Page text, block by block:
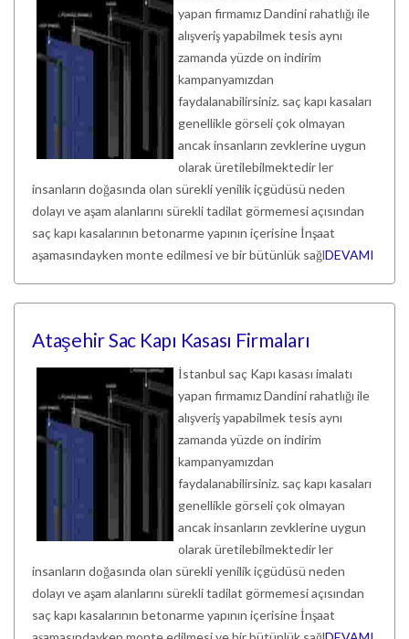
yapan firmamız Dandini rahatlığı ile
alışveriş yapabilmek tesis aynı
zamanda yüzde on indirim
kampanyamızdan
faydalanabilirsiniz. saç kapı kasaları
genellikle görseli çok olmayan
ancak insanların zevklerine uygun
olarak üretilebilmektedir ler
insanların doğasında olan sürekli yenilik içgüdüsü neden
dolayı ve aşam alanlarını sürekli tadilat görmemesi açısından
saç kapı kasalarının betonarme yapının içerisine İnşaat
aşamasındayken monte edilmesi ve bir bütünlük sağlDEVAMI
Ataşehir Sac Kapı Kasası Firmaları
İstanbul saç Kapı kasası imalatı
yapan firmamız Dandini rahatlığı ile
alışveriş yapabilmek tesis aynı
zamanda yüzde on indirim
kampanyamızdan
faydalanabilirsiniz. saç kapı kasaları
genellikle görseli çok olmayan
ancak insanların zevklerine uygun
olarak üretilebilmektedir ler
insanların doğasında olan sürekli yenilik içgüdüsü neden
dolayı ve aşam alanlarını sürekli tadilat görmemesi açısından
saç kapı kasalarının betonarme yapının içerisine İnşaat